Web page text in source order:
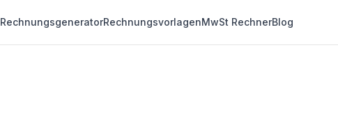
RechnungsgeneratorRechnungsvorlagenMwSt RechnerBlog